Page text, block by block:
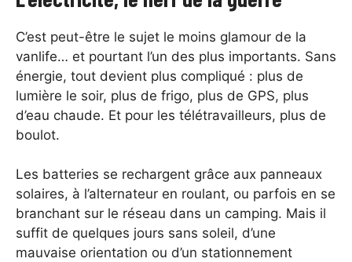
C’est peut-être le sujet le moins glamour de la
vanlife… et pourtant l’un des plus importants. Sans
énergie, tout devient plus compliqué : plus de
lumière le soir, plus de frigo, plus de GPS, plus
d’eau chaude. Et pour les télétravailleurs, plus de
boulot.
Les batteries se rechargent grâce aux panneaux
solaires, à l’alternateur en roulant, ou parfois en se
branchant sur le réseau dans un camping. Mais il
suffit de quelques jours sans soleil, d’une
mauvaise orientation ou d’un stationnement